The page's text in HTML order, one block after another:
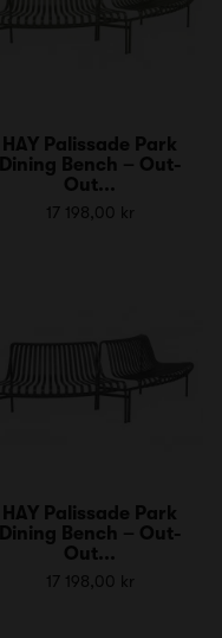
HAY Palissade Park
Dining Bench – Out-
Out...
17 198,00 kr
HAY Palissade Park
Dining Bench – Out-
Out...
17 198,00 kr